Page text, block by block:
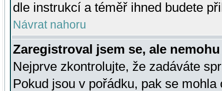
dle instrukcí a téměř ihned budete
Návrat nahoru
Zaregistroval jsem se, ale
Nejprve zkontrolujte, že zadáváte
Pokud jsou v pořádku, pak se